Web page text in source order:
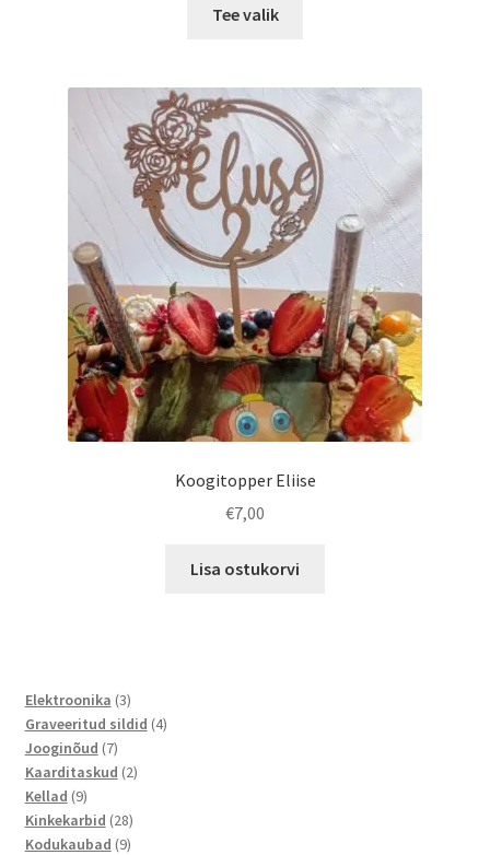
Tee valik
multiple
variants.
The
options
may
be
chosen
on
the
product
page
Koogitopper Eliise
€7,00
Lisa ostukorvi
Elektroonika 33
toodet
Graveeritud sildid 44
Jooginõud 77
toodet
Kaarditaskud 22
Kellad 99
toodet
Kinkekarbid 2828
toodet
Kodukaubad 99